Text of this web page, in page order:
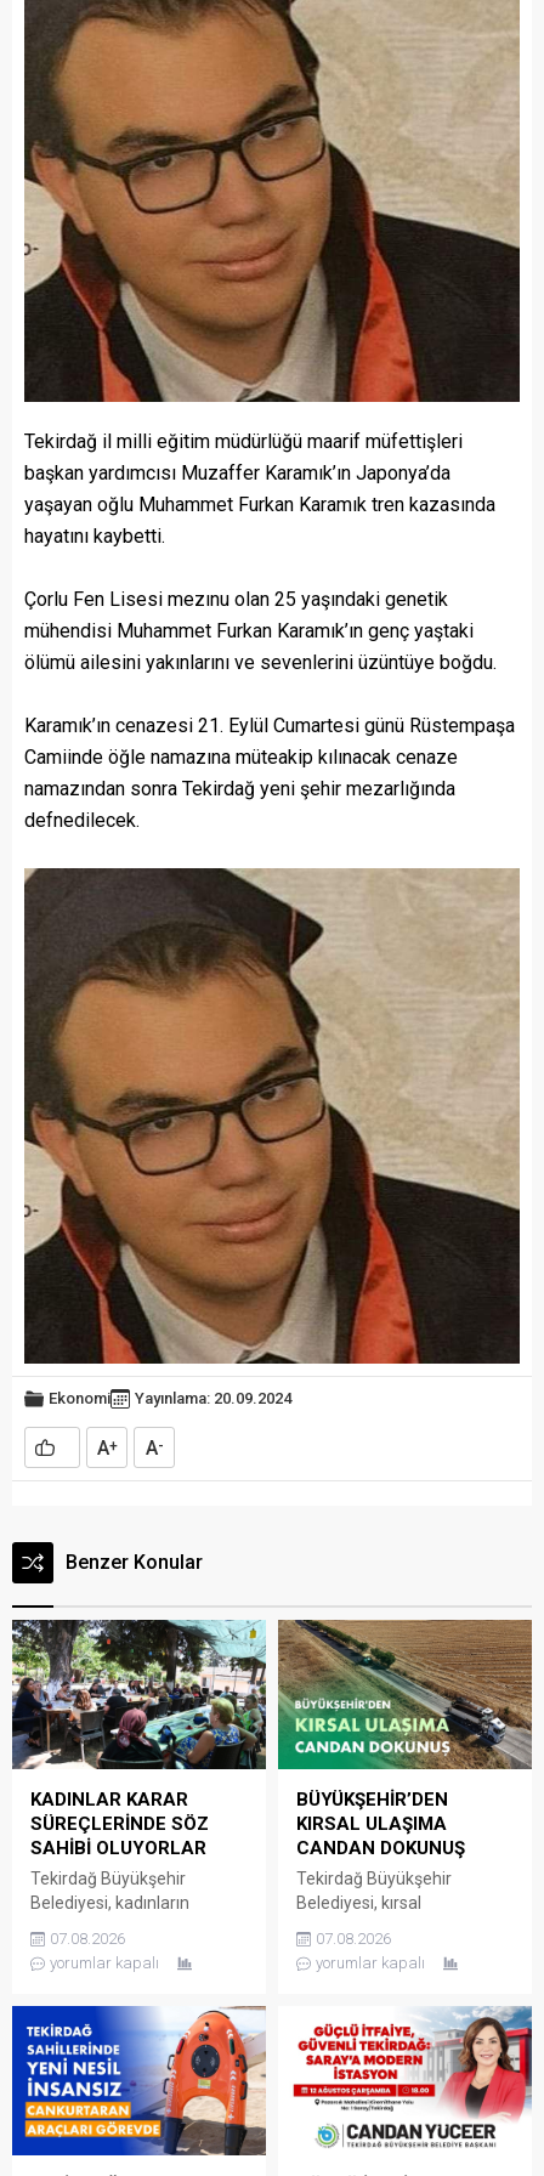
Tekirdağ il milli eğitim müdürlüğü maarif müfettişleri
başkan yardımcısı Muzaffer Karamık’ın Japonya’da
yaşayan oğlu Muhammet Furkan Karamık tren kazasında
hayatını kaybetti.
Çorlu Fen Lisesi mezınu olan 25 yaşındaki genetik
mühendisi Muhammet Furkan Karamık’ın genç yaştaki
ölümü ailesini yakınlarını ve sevenlerini üzüntüye boğdu.
Karamık’ın cenazesi 21. Eylül Cumartesi günü Rüstempaşa
Camiinde öğle namazına müteakip kılınacak cenaze
namazından sonra Tekirdağ yeni şehir mezarlığında
defnedilecek.
Ekonomi Yayınlama: 20.09.2024
A+ A-
Benzer Konular
KADINLAR KARAR
SÜREÇLERİNDE SÖZ
SAHİBİ OLUYORLAR
Tekirdağ Büyükşehir
Belediyesi, kadınların
talep ve sorunlarını
doğrudan yerel yönetime
Buluşmaları’nı sürdürmeye
devam ediyor. Kadın Dostu
Kentler Projesi kapsamında
hayata geçirilen Kadın
Mahalle Buluşmaları
Marmaraereğlisi, Saray,
07.08.2026
yorumlar kapalı
BÜYÜKŞEHİR’DEN
KIRSAL ULAŞIMA
CANDAN DOKUNUŞ
Tekirdağ Büyükşehir
Belediyesi, kırsal
altyapısını güçlendirmeye
yönelik yatırımlarını aralıksız
İşleri Dairesi Başkanlığı
tarafından
Süleymanpaşa’ya bağlı
Yağcı Mahallesi’ni Hayrabolu
ve Malkara ilçelerine
bağlayan güzergâhta
07.08.2026
yorumlar kapalı